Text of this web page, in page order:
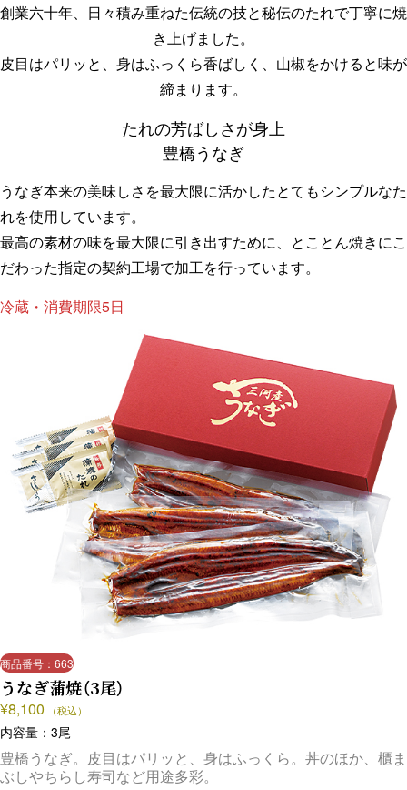
創業六十年、日々積み重ねた伝統の技と秘伝のたれで丁寧に焼
き上げました。
皮目はパリッと、身はふっくら香ばしく、山椒をかけると味が
締まります。
たれの芳ばしさが身上
豊橋うなぎ
うなぎ本来の美味しさを最大限に活かしたとてもシンプルなた
れを使用しています。
最高の素材の味を最大限に引き出すために、とことん焼きにこ
だわった指定の契約工場で加工を行っています。
冷蔵・消費期限5日
商品番号：663
うなぎ蒲焼（3尾）
¥8,100 （税込）
内容量：3尾
豊橋うなぎ。皮目はパリッと、身はふっくら。丼のほか、櫃ま
ぶしやちらし寿司など用途多彩。